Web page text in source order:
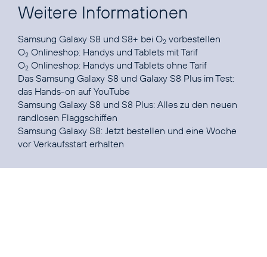
Weitere Informationen
Samsung Galaxy S8 und S8+ bei O2 vorbestellen
O2 Onlineshop: Handys und Tablets mit Tarif
O2 Onlineshop: Handys und Tablets ohne Tarif
Das Samsung Galaxy S8 und Galaxy S8 Plus im Test:
das Hands-on auf YouTube
Samsung Galaxy S8 und S8 Plus: Alles zu den neuen
randlosen Flaggschiffen
Samsung Galaxy S8: Jetzt bestellen und eine Woche
vor Verkaufsstart erhalten